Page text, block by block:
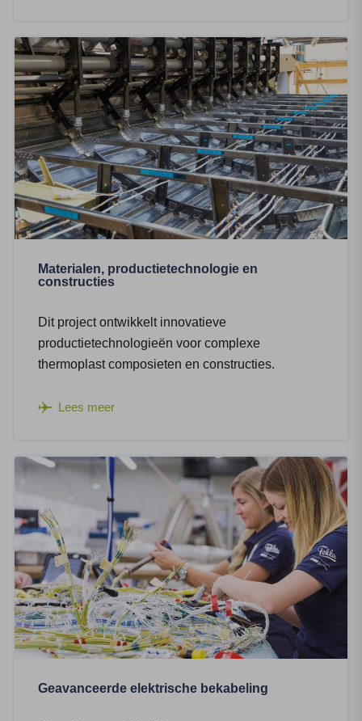
Materialen, productietechnologie en
constructies
Dit project ontwikkelt innovatieve
productietechnologieën voor complexe
thermoplast composieten en constructies.
Lees meer
Geavanceerde elektrische bekabeling